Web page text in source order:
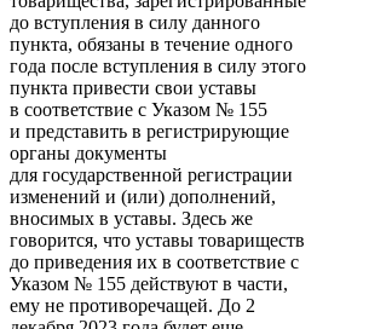
до вступления в силу данного
пункта, обязаны в течение одного
года после вступления в силу этого
пункта привести свои уставы
в соответствие с Указом № 155
и представить в регистрирующие
органы документы
для государственной регистрации
изменений и (или) дополнений,
вносимых в уставы. Здесь же
говорится, что уставы товариществ
до приведения их в соответствие с
Указом № 155 действуют в части,
ему не противоречащей. До 2